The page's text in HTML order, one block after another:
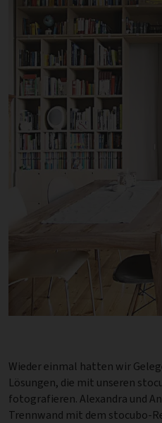
Wieder einmal hatten wir
Lösungen, die mit unseren
fotografieren. Alexandra und
Trennwand mit dem stocubo-